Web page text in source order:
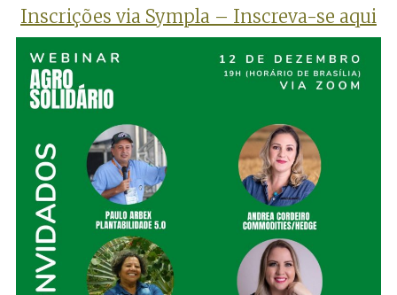
Inscrições via Sympla – Inscreva-se aqui